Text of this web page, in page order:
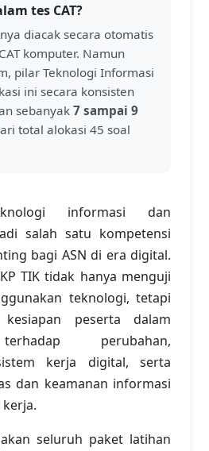
tes CAT?
diacak secara otomatis
komputer. Namun
pilar Teknologi Informasi
ini secara konsisten
sebanyak 7 sampai 9
total alokasi 45 soal
informasi dan
salah satu kompetensi
bagi ASN di era digital.
TIK tidak hanya menguji
teknologi, tetapi
peserta dalam
perubahan,
kerja digital, serta
dan keamanan informasi
seluruh paket latihan